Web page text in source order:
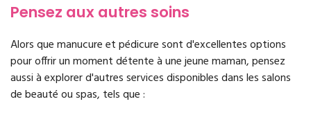
Pensez aux autres soins
Alors que manucure et pédicure sont d'excellentes options
pour offrir un moment détente à une jeune maman, pensez
aussi à explorer d'autres services disponibles dans les salons
de beauté ou spas, tels que :